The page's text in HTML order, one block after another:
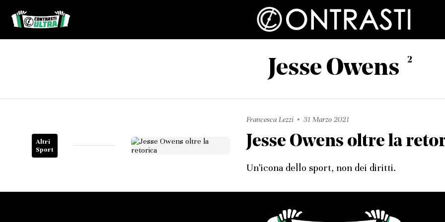
Jesse Owens 2
Altri
Sport
Francesca Lezzi 31 Marzo 2021
Jesse Owens oltre la
Un'icona dello sport, non dei diritti.